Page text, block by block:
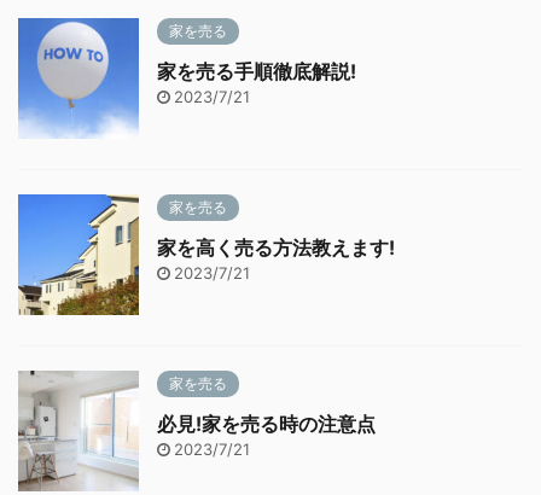
家を売る
家を売る手順徹底解説!
2023/7/21
家を売る
家を高く売る方法教えます!
2023/7/21
家を売る
必見!家を売る時の注意点
2023/7/21